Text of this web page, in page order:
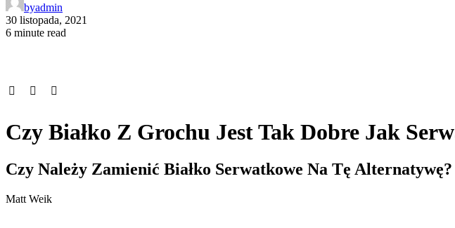
byadmin
30 listopada, 2021
6 minute read
Czy Białko Z Grochu Jest Tak Dobre Jak
Czy Należy Zamienić Białko Serwatkowe Na Tę
Matt Weik